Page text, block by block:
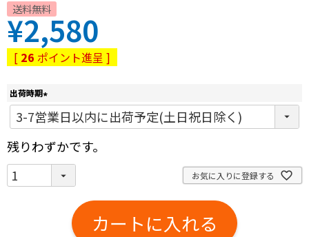
送料無料
¥2,580
[ 26 ポイント進呈 ]
出荷時期
(
必
)
残りわずかです。
お気に入りに登録する
カートに入れる